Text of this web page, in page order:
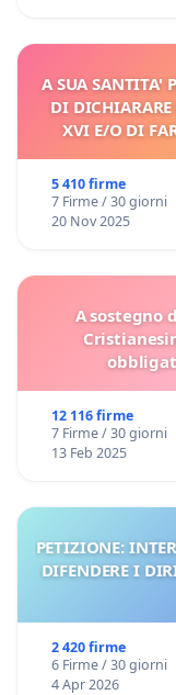
A SUA SANTITA'
DI DICHIARARE
XVI E/O DI
5 410 firme
7 Firme / 30 giorni
20 Nov 2025
A sostegno
12 116 firme
7 Firme / 30 giorni
13 Feb 2025
PETIZIONE:
DIFENDERE I
2 420 firme
6 Firme / 30 giorni
4 Apr 2026